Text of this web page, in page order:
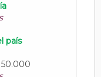
país